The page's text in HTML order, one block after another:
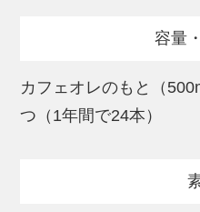
容量
カフェオレのもと（
つ（1年間で24本）